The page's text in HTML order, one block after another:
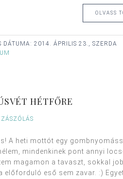
OLVASS
DÁTUMA: 2014. ÁPRILIS 23., SZERDA
HÉTFŐRE
A heti mottót egy
mindenkinek pont annyi
magamon a tavaszt, sokkal
előforduló eső sem zavar. :)